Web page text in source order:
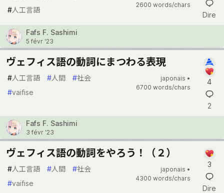
#人工言語
2600 words/chars
Dire
Fafs F. Sashimi
5 févr '23
ヴェフィス語の動詞にまつわる表現
#人工言語 #人間 #社会
#vaifise
japonais •
6700 words/chars
4
2
Fafs F. Sashimi
3 févr '23
ヴェフィス語の動詞をやろう！（２）
#人工言語 #人間 #社会
#vaifise
japonais •
4300 words/chars
3
Dire